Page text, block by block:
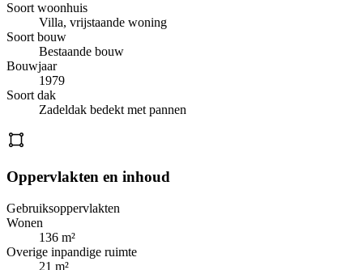
Soort woonhuis
Villa, vrijstaande woning
Soort bouw
Bestaande bouw
Bouwjaar
1979
Soort dak
Zadeldak bedekt met pannen
Oppervlakten en inhoud
Gebruiksoppervlakten
Wonen
136 m²
Overige inpandige ruimte
21 m²